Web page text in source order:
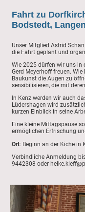
Fahrt zu
Bodstedt,
Unser Mitglied Astrid
die Fahrt geplant und
Wie 2025 dürfen wir uns in
Gerd Meyerhoff freuen.
Baukunst die Augen zu
sensibilisieren, die mit
In Kenz werden wir auch
Lüdershagen wird
kurzen Einblick in seine
Eine kleine Mittagspause
ermöglichen Erfrischung
Ort: Beginn an der Kiche in
Verbindliche Anmeldung
9442308 oder